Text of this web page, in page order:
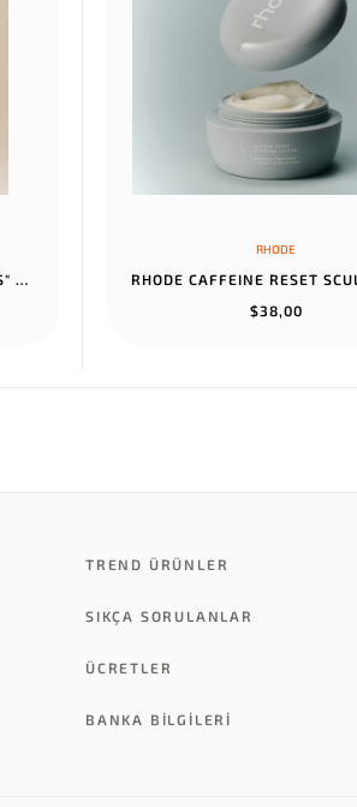
HERMES AUX CHAMPS EN FLEURS" PANTS NOIR
RHODE
$38,00
TREND ÜRÜNLER
SIKÇA SORULANLAR
ÜCRETLER
BANKA BILGILERI